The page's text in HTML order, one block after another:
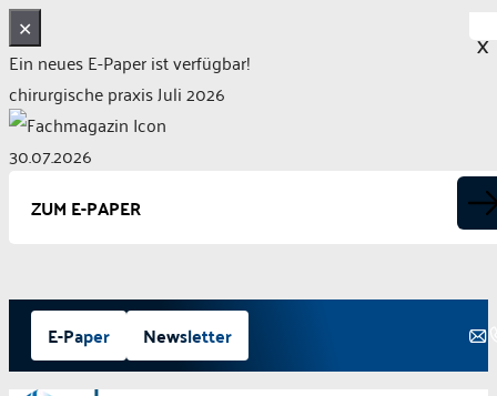
✕
Ein neues E-Paper ist verfügbar!
chirurgische praxis Juli 2026
30.07.2026
ZUM E-PAPER
Zum
Inhalt
springen
E-Paper Newsletter
X